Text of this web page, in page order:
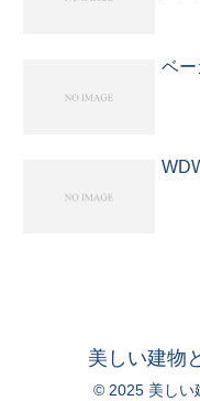
ベ
美しい建物
© 2025 美しい